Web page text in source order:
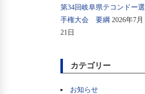
第34回岐阜県テコンドー選
手権大会 要綱 2026年7月
21日
カテゴリー
お知らせ